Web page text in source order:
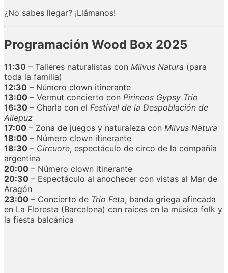
¿No sabes llegar? ¡Llámanos!
Programación Wood Box 2025
11:30 – Talleres naturalistas con Milvus Natura (para
toda la familia)
12:30 – Número clown itinerante
13:00 – Vermut concierto con Pirineos Gypsy Trio
16:30 – Charla con el Festival de la Despoblación de
Allepuz
17:00 – Zona de juegos y naturaleza con Milvus Natura
18:00 – Número clown itinerante
18:30 – Circuore, espectáculo de circo de la compañía
argentina
20:00 – Número clown itinerante
20:30 – Espectáculo al anochecer con vistas al Mar de
Aragón
23:00 – Concierto de Trio Feta, banda griega afincada
en La Floresta (Barcelona) con raíces en la música folk y
la fiesta balcánica